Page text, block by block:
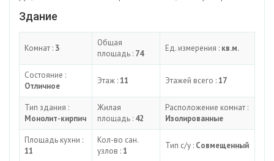
Здание
Комнат : 3
Общая
площадь : 74
Ед. измерения : кв.м.
Состояние :
Отличное
Этаж :11 Этажей всего :17
Тип здания :
Монолит-кирпич
Жилая
площадь : 42
Расположение комнат :
Изолированные
Площадь кухни :
11
Кол-во сан.
узлов :1
Тип с/у : Совмещенный